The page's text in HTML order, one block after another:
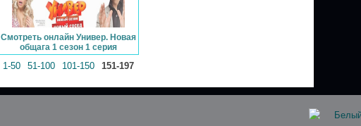
Смотреть онлайн Универ. Новая
общага 1 сезон 1 серия
1-50 51-100 101-150 151-197